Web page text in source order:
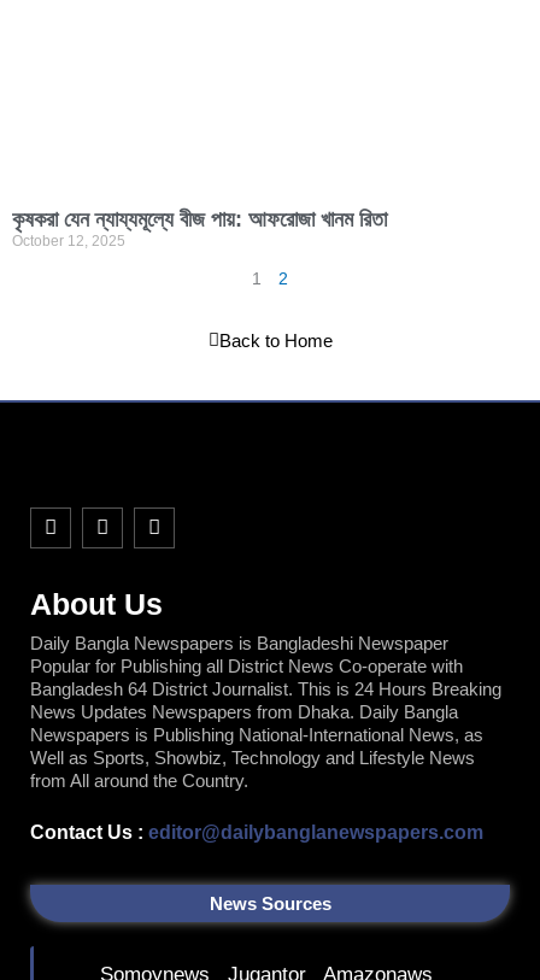
কৃষকরা যেন ন্যায্যমূল্যে বীজ পায়: আফরোজা খানম রিতা
October 12, 2025
1 2
Back to Home
F
a
c
b
o
o
k
T
w
i
t
e
r
Y
o
u
u
b
e
About Us
Daily Bangla Newspapers is Bangladeshi Newspaper
Popular for Publishing all District News Co-operate with
Bangladesh 64 District Journalist. This is 24 Hours Breaking
News Updates Newspapers from Dhaka. Daily Bangla
Newspapers is Publishing National-International News, as
Well as Sports, Showbiz, Technology and Lifestyle News
from All around the Country.
Contact Us : editor@dailybanglanewspapers.com
News Sources
Somoynews Jugantor Amazonaws